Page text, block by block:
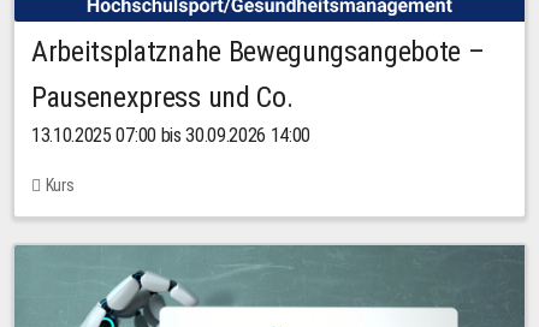
Arbeitsplatznahe Bewegungsangebote –
Pausenexpress und Co.
13.10.2025 07:00 bis 30.09.2026 14:00
Kurs